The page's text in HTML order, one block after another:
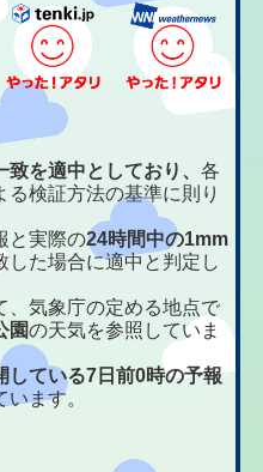
致を適中としており、各
検証方法の基準に則り
と実際の24時間中の1mm
した場合に適中と判定し
気象庁の定める地点で
園の天気を参照していま
している7日前0時の予報
ます。